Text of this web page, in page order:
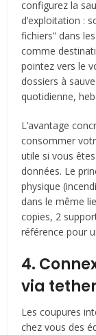
configurez la
d’exploitation :
fichiers” dans
comme
pointez vers le
dossiers à
quotidienne,
L’avantage
consommer
utile si vous
données. Le
physique
dans le même
copies, 2
référence pour
4.
via
Les coupures
chez vous des